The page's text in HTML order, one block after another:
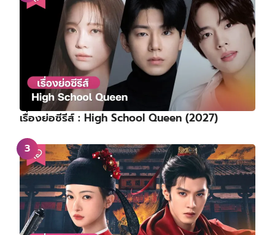
เรื่องย่อซีรีส์ : High School Queen (2027)